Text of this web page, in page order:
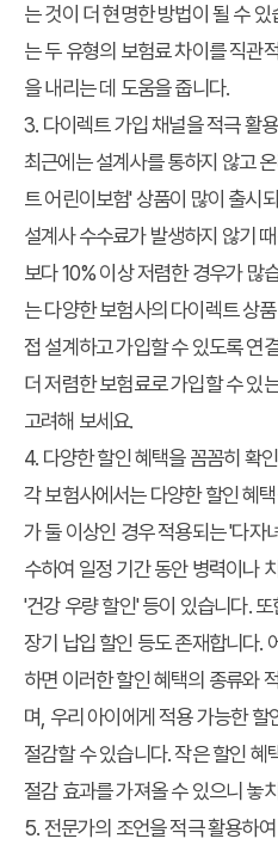
는 것이 더 현명한 방법이 될 수
는 두 유형의 보험료 차이를 직관
을 내리는 데 도움을 줍니다.
3. 다이렉트 가입 채널을 적극 활
최근에는 설계사를 통하지 않고
트 어린이보험' 상품이 많이 출시
설계사 수수료가 발생하지 않기
보다 10% 이상 저렴한 경우가 많
는 다양한 보험사의 다이렉트 상
접 설계하고 가입할 수 있도록 연
더 저렴한 보험료로 가입할 수 있
고려해 보세요.
4. 다양한 할인 혜택을 꼼꼼히 확
각 보험사에서는 다양한 할인 혜
가 둘 이상인 경우 적용되는 '다자
수하여 일정 기간 동안 병력이나
'건강 우량 할인' 등이 있습니다.
장기 납입 할인 등도 존재합니다.
하면 이러한 할인 혜택의 종류와
며, 우리 아이에게 적용 가능한
절감할 수 있습니다. 작은 할인 혜
절감 효과를 가져올 수 있으니 놓
5. 전문가의 조언을 적극 활용하